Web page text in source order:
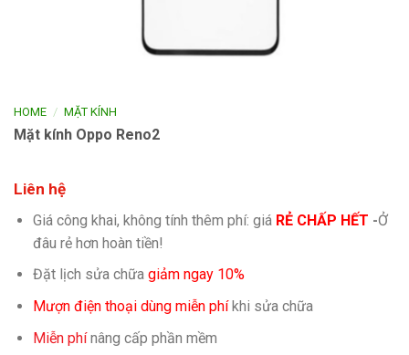
HOME / MẶT KÍNH
Mặt kính Oppo Reno2
Liên hệ
Giá công khai, không tính thêm phí: giá RẺ CHẤP HẾT -Ở
đâu rẻ hơn hoàn tiền!
Đặt lịch sửa chữa giảm ngay 10%
Mượn điện thoại dùng miễn phíkhi sửa chữa
Miễn phínâng cấp phần mềm